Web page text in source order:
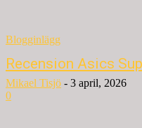
Blogginlägg
Recension Asics
Mikael Tisjö - 3 april, 2026
0